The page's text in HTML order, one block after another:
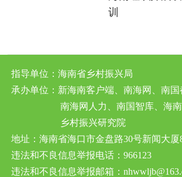
训
指导单位：海南省乡村振兴局
承办单位：新海南客户端、南海网、南国
南海网人力、南国智库、海
乡村振兴研究院
地址：海南省海口市金盘路30号新闻大厦
违法和不良信息举报电话：966123
违法和不良信息举报邮箱：